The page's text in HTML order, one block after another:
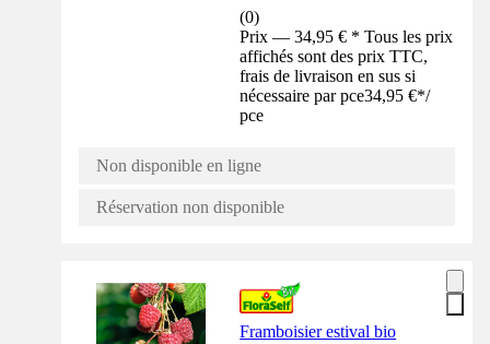
(0)
Prix — 34,95 € * Tous les prix
affichés sont des prix TTC,
frais de livraison en sus si
nécessaire par pce34,95 €*/
pce
Non disponible en ligne
Réservation non disponible
Framboisier estival bio